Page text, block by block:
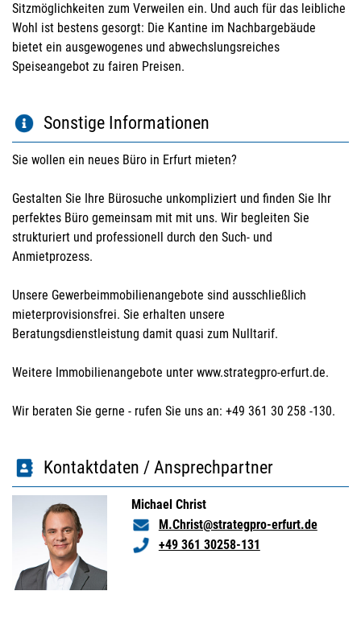
Sitzmöglichkeiten zum Verweilen ein. Und auch für das leibliche
Wohl ist bestens gesorgt: Die Kantine im Nachbargebäude
bietet ein ausgewogenes und abwechslungsreiches
Speiseangebot zu fairen Preisen.
Sonstige Informationen
Sie wollen ein neues Büro in Erfurt mieten?
Gestalten Sie Ihre Bürosuche unkompliziert und finden Sie Ihr
perfektes Büro gemeinsam mit mit uns. Wir begleiten Sie
strukturiert und professionell durch den Such- und
Anmietprozess.
Unsere Gewerbeimmobilienangebote sind ausschließlich
mieterprovisionsfrei. Sie erhalten unsere
Beratungsdienstleistung damit quasi zum Nulltarif.
Weitere Immobilienangebote unter www.strategpro-erfurt.de.
Wir beraten Sie gerne - rufen Sie uns an: +49 361 30 258 -130.
Kontaktdaten / Ansprechpartner
Michael Christ
M.Christ@strategpro-erfurt.de
+49 361 30258-131